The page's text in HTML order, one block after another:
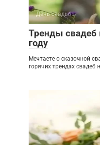
День свадьбы
Тренды свадеб
году
Мечтаете о сказочной
горячих трендах свадеб